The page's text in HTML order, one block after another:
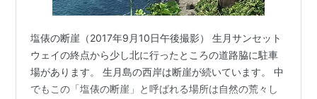
塩俵の断崖（2017年9月10日午後撮影） 生月サンセット
ウェイの終点から少し北に行ったところの道路脇に駐車
場があります。 生月島の西岸は断崖が続いています。 中
でもこの「塩俵の断崖」と呼ばれる場所は自然の荒々し